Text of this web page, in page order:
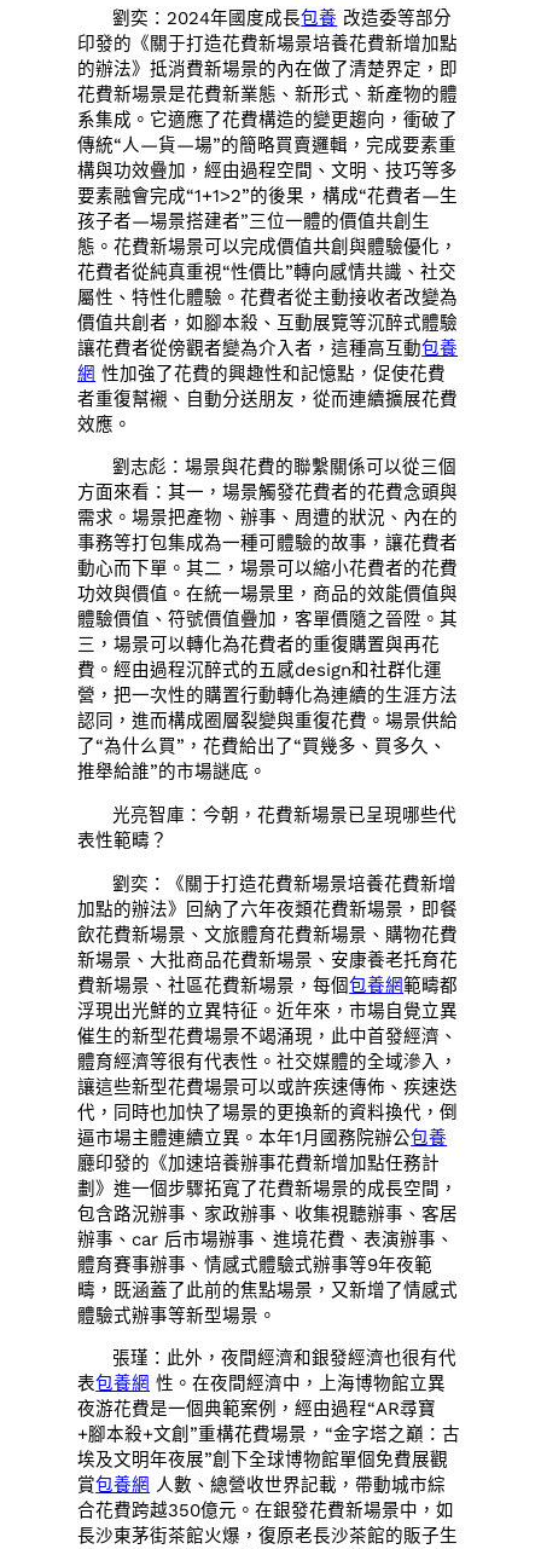
劉奕：2024年國度成長包養 改造委等部分
印發的《關于打造花費新場景培養花費新增加點
的辦法》抵消費新場景的內在做了清楚界定，即
花費新場景是花費新業態、新形式、新產物的體
系集成。它適應了花費構造的變更趨向，衝破了
傳統“人—貨—場”的簡略買賣邏輯，完成要素重
構與功效疊加，經由過程空間、文明、技巧等多
要素融會完成“1+1>2”的後果，構成“花費者—生
孩子者—場景搭建者”三位一體的價值共創生
態。花費新場景可以完成價值共創與體驗優化，
花費者從純真重視“性價比”轉向感情共識、社交
屬性、特性化體驗。花費者從主動接收者改變為
價值共創者，如腳本殺、互動展覽等沉醉式體驗
讓花費者從傍觀者變為介入者，這種高互動包養
網 性加強了花費的興趣性和記憶點，促使花費
者重復幫襯、自動分送朋友，從而連續擴展花費
效應。
劉志彪：場景與花費的聯繫關係可以從三個
方面來看：其一，場景觸發花費者的花費念頭與
需求。場景把產物、辦事、周遭的狀況、內在的
事務等打包集成為一種可體驗的故事，讓花費者
動心而下單。其二，場景可以縮小花費者的花費
功效與價值。在統一場景里，商品的效能價值與
體驗價值、符號價值疊加，客單價隨之晉陞。其
三，場景可以轉化為花費者的重復購置與再花
費。經由過程沉醉式的五感design和社群化運
營，把一次性的購置行動轉化為連續的生涯方法
認同，進而構成圈層裂變與重復花費。場景供給
了“為什么買”，花費給出了“買幾多、買多久、
推舉給誰”的市場謎底。
光亮智庫：今朝，花費新場景已呈現哪些代
表性範疇？
劉奕：《關于打造花費新場景培養花費新增
加點的辦法》回納了六年夜類花費新場景，即餐
飲花費新場景、文旅體育花費新場景、購物花費
新場景、大批商品花費新場景、安康養老托育花
費新場景、社區花費新場景，每個包養網範疇都
浮現出光鮮的立異特征。近年來，市場自覺立異
催生的新型花費場景不竭涌現，此中首發經濟、
體育經濟等很有代表性。社交媒體的全域滲入，
讓這些新型花費場景可以或許疾速傳佈、疾速迭
代，同時也加快了場景的更換新的資料換代，倒
逼市場主體連續立異。本年1月國務院辦公包養
廳印發的《加速培養辦事花費新增加點任務計
劃》進一個步驟拓寬了花費新場景的成長空間，
包含路況辦事、家政辦事、收集視聽辦事、客居
辦事、car 后市場辦事、進境花費、表演辦事、
體育賽事辦事、情感式體驗式辦事等9年夜範
疇，既涵蓋了此前的焦點場景，又新增了情感式
體驗式辦事等新型場景。
張瑾：此外，夜間經濟和銀發經濟也很有代
表包養網 性。在夜間經濟中，上海博物館立異
夜游花費是一個典範案例，經由過程“AR尋寶
+腳本殺+文創”重構花費場景，“金字塔之巔：古
埃及文明年夜展”創下全球博物館單個免費展觀
賞包養網 人數、總營收世界記載，帶動城市綜
合花費跨越350億元。在銀發花費新場景中，如
長沙東茅街茶館火爆，復原老長沙茶館的販子生